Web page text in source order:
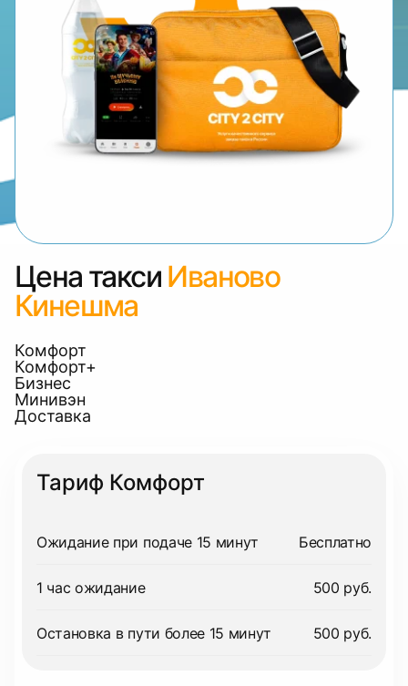
Цена такси Иваново
Кинешма
Комфорт
Комфорт+
Бизнес
Минивэн
Доставка
Тариф Комфорт
Ожидание при подаче 15 минут Бесплатно
1 час ожидание 500 руб.
Остановка в пути более 15 минут 500 руб.